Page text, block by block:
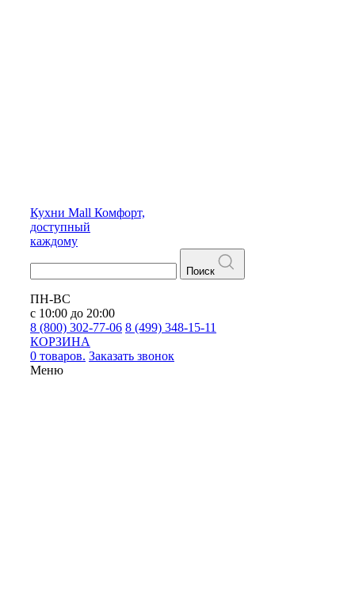
Кухни Mall Комфорт,
доступный
каждому
Поиск
ПН-ВС
с 10:00 до 20:00
8 (800) 302-77-06 8 (499) 348-15-11
КОРЗИНА
0 товаров. Заказать звонок
Меню